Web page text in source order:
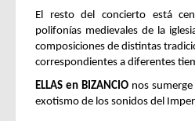
El resto del concierto está
polifonías medievales de la
composiciones de distintas
correspondientes a diferentes
ELLAS en BIZANCIO nos
exotismo de los sonidos del